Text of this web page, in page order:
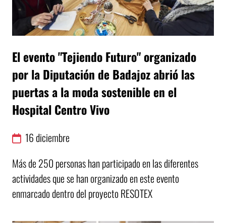
El evento "Tejiendo Futuro" organizado
por la Diputación de Badajoz abrió las
puertas a la moda sostenible en el
Hospital Centro Vivo
16diciembre
Más de 250 personas han participado en las diferentes
actividades que se han organizado en este evento
enmarcado dentro del proyecto RESOTEX